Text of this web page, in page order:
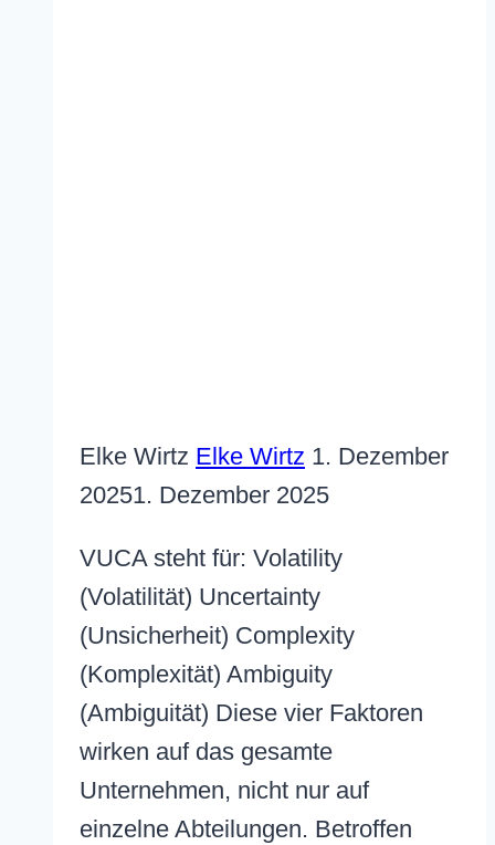
Elke Wirtz Elke Wirtz 1. Dezember
20251. Dezember 2025
VUCA steht für: Volatility
(Volatilität) Uncertainty
(Unsicherheit) Complexity
(Komplexität) Ambiguity
(Ambiguität) Diese vier Faktoren
wirken auf das gesamte
Unternehmen, nicht nur auf
einzelne Abteilungen. Betroffen